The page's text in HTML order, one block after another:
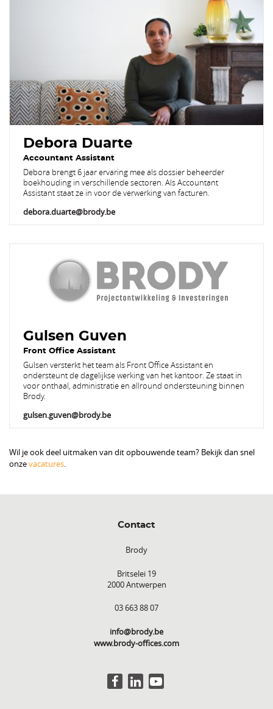
Debora Duarte
Accountant Assistant
Debora brengt 6 jaar ervaring mee als dossier beheerder
boekhouding in verschillende sectoren. Als Accountant
Assistant staat ze in voor de verwerking van facturen.
debora.duarte@brody.be
Gulsen Guven
Front Office Assistant
Gulsen versterkt het team als Front Office Assistant en
ondersteunt de dagelijkse werking van het kantoor. Ze staat in
voor onthaal, administratie en allround ondersteuning binnen
Brody.
gulsen.guven@brody.be
Wil je ook deel uitmaken van dit opbouwende team? Bekijk dan snel
onzevacatures
Contact
Brody
Britselei 19
2000 Antwerpen
03 663 88 07
info@brody.be
www.brody-offices.com